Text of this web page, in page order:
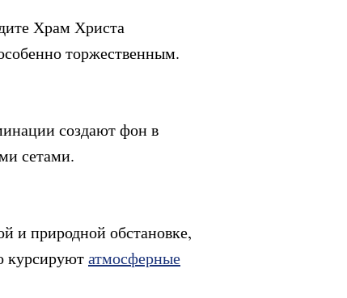
Храм Христа
торжественным.
создают фон в
сетами.
и природной обстановке,
курсируютатмосферные